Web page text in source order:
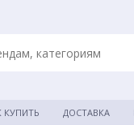
КУПИТЬ ДОСТАВКА